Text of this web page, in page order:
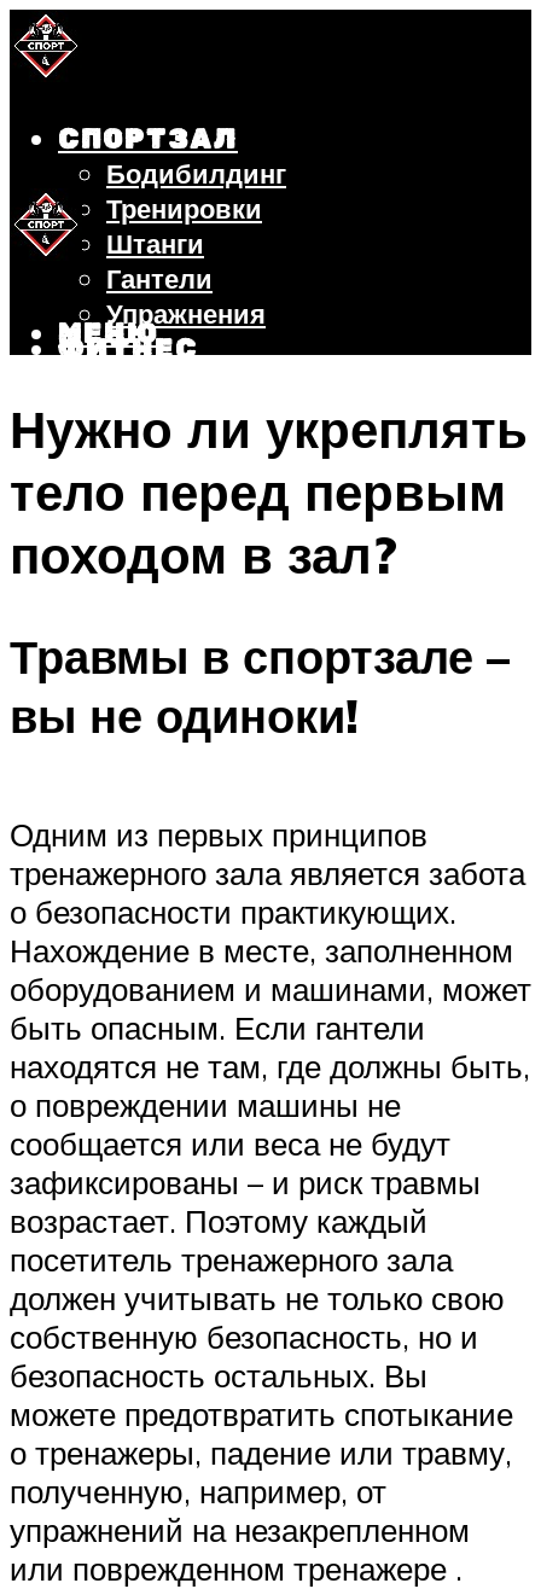
СПОРТЗАЛ
Бодибилдинг
Тренировки
Штанги
Гантели
Упражнения
ФИТНЕС
ВЕЛОСИПЕД
ПОХУДЕНИЕ
МЕНЮ
Нужно ли укреплять
тело перед первым
походом в зал?
Травмы в спортзале –
вы не одиноки!
Одним из первых принципов
тренажерного зала является забота
о безопасности практикующих.
Нахождение в месте, заполненном
оборудованием и машинами, может
быть опасным. Если гантели
находятся не там, где должны быть,
о повреждении машины не
сообщается или веса не будут
зафиксированы – и риск травмы
возрастает. Поэтому каждый
посетитель тренажерного зала
должен учитывать не только свою
собственную безопасность, но и
безопасность остальных. Вы
можете предотвратить спотыкание
о тренажеры, падение или травму,
полученную, например, от
упражнений на незакрепленном
или поврежденном тренажере .